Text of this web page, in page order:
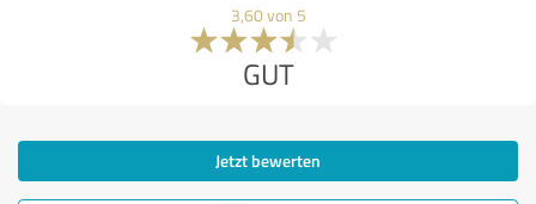
3,60 von 5
GUT
Jetzt bewerten